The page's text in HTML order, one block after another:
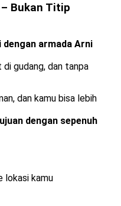
Bukan Titip
dengan armada Arni
gudang, dan tanpa
dan kamu bisa lebih
dengan sepenuh
lokasi kamu